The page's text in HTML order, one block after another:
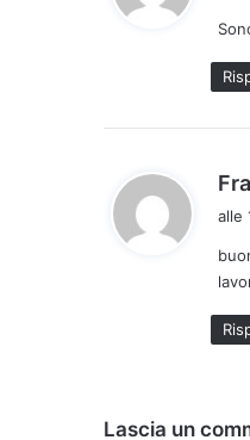
alle
Lascia un